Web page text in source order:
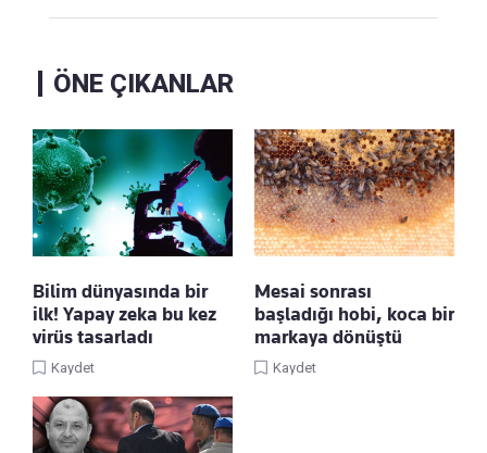
ÖNE ÇIKANLAR
Bilim dünyasında bir
ilk! Yapay zeka bu kez
virüs tasarladı
Kaydet
Mesai sonrası
başladığı hobi, koca bir
markaya dönüştü
Kaydet